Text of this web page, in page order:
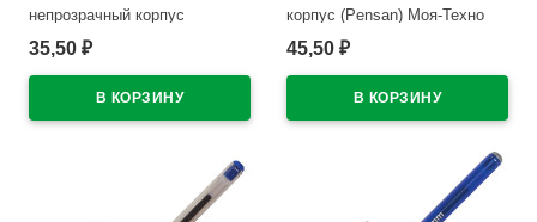
непрозрачный корпус
(Pensan) Офисный стол
1,0мм, масло
арт.1010/60BLUE (Ст.60)
35,50 ₽
корпус (Pensan) Моя-Техно
(MY-TECH) красный, 0,7мм,
45,50 ₽